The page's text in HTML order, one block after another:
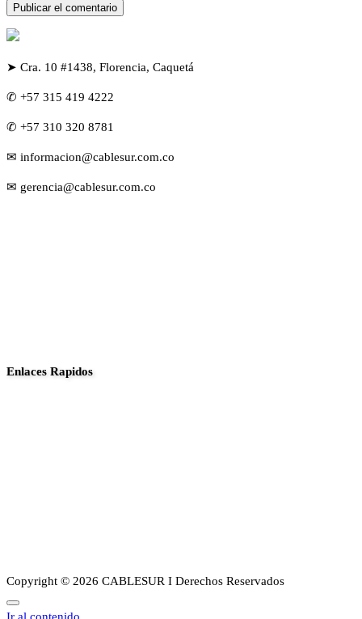
➤ Cra. 10 #1438, Florencia, Caquetá
✆ +57 315 419 4222
✆ +57 310 320 8781
✉ informacion@cablesur.com.co
✉ gerencia@cablesur.com.co
Enlaces Rapidos
Copyright © 2026 CABLESUR I Derechos Reservados